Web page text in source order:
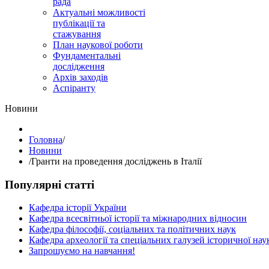
Актуальні можливості
публікації та
стажування
План наукової роботи
Фундаментальні
дослідження
Архів заходів
Аспіранту
Hовини
Головна/
Hовини
/Гранти на проведення досліджень в Італії
Популярні статті
Кафедра історії України
Кафедра всесвітньої історії та міжнародних відносин
Кафедра філософії, соціальних та політичних наук
Кафедра археології та спеціальних галузей історичної
Запрошуємо на навчання!